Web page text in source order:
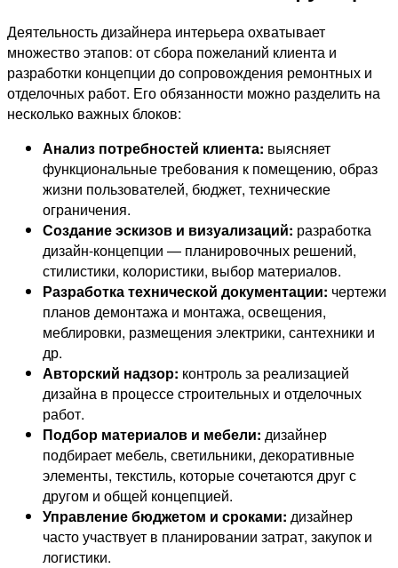
Деятельность дизайнера интерьера охватывает
множество этапов: от сбора пожеланий клиента и
разработки концепции до сопровождения ремонтных и
отделочных работ. Его обязанности можно разделить на
несколько важных блоков:
Анализ потребностей клиента: выясняет
функциональные требования к помещению, образ
жизни пользователей, бюджет, технические
ограничения.
Создание эскизов и визуализаций: разработка
дизайн-концепции — планировочных решений,
стилистики, колористики, выбор материалов.
Разработка технической документации: чертежи
планов демонтажа и монтажа, освещения,
меблировки, размещения электрики, сантехники и
др.
Авторский надзор: контроль за реализацией
дизайна в процессе строительных и отделочных
работ.
Подбор материалов и мебели: дизайнер
подбирает мебель, светильники, декоративные
элементы, текстиль, которые сочетаются друг с
другом и общей концепцией.
Управление бюджетом и сроками: дизайнер
часто участвует в планировании затрат, закупок и
логистики.